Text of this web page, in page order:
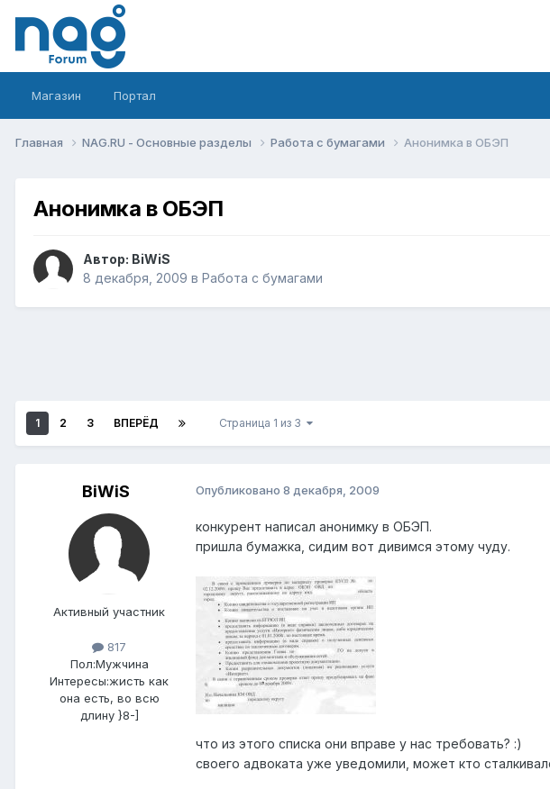
Магазин Портал
Главная NAG.RU - Основные разделы Работа с бумагами Анонимка в ОБЭП
Анонимка в ОБЭП
Автор: BiWiS
8 декабря, 2009 в Работа с бумагами
1 2 3 ВПЕРЁД Страница 1 из 3
BiWiS
Активный участник
817
Пол:Мужчина
Интересы:жисть как
она есть, во всю
длину }8-]
Опубликовано 8 декабря, 2009
конкурент написал анонимку в ОБЭП.
пришла бумажка, сидим вот дивимся этому чуду.
что из этого списка они вправе у нас требовать? :)
своего адвоката уже уведомили, может кто